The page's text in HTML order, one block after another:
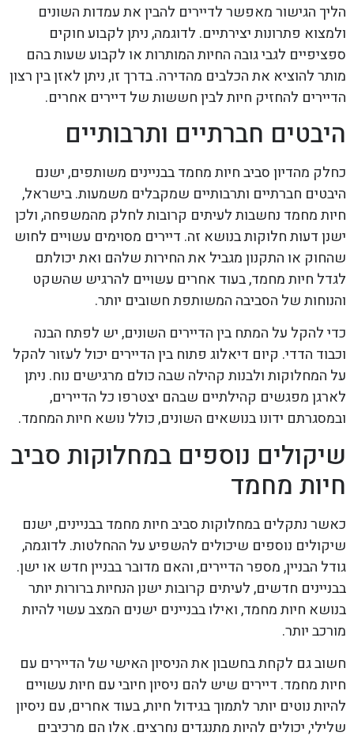
הליך הגישור מאפשר לדיירים להבין את עמדות השונים
ולמצוא פתרונות יצירתיים. לדוגמה, ניתן לקבוע חוקים
ספציפיים לגבי גובה החיות המותרות או לקבוע שעות בהם
מותר להוציא את הכלבים מהדירה. בדרך זו, ניתן לאזן בין רצון
הדיירים להחזיק חיות לבין חששות של דיירים אחרים.
היבטים חברתיים ותרבותיים
כחלק מהדיון סביב חיות מחמד בבניינים משותפים, ישנם
היבטים חברתיים ותרבותיים שמקבלים משמעות. בישראל,
חיות מחמד נחשבות לעיתים קרובות לחלק מהמשפחה, ולכן
ישנן דעות חלוקות בנושא זה. דיירים מסוימים עשויים לחוש
שהחוק או התקנון מגביל את החירות שלהם ואת יכולתם
לגדל חיות מחמד, בעוד אחרים עשויים להרגיש שהשקט
והנוחות של הסביבה המשותפת חשובים יותר.
כדי להקל על המתח בין הדיירים השונים, יש לפתח הבנה
וכבוד הדדי. קיום דיאלוג פתוח בין הדיירים יכול לעזור להקל
על המחלוקות ולבנות קהילה שבה כולם מרגישים נוח. ניתן
לארגן מפגשים קהילתיים שבהם יצטרפו כל הדיירים,
ובמסגרתם ידונו בנושאים השונים, כולל נושא חיות המחמד.
שיקולים נוספים במחלוקות סביב
חיות מחמד
כאשר נתקלים במחלוקות סביב חיות מחמד בבניינים, ישנם
שיקולים נוספים שיכולים להשפיע על ההחלטות. לדוגמה,
גודל הבניין, מספר הדיירים, והאם מדובר בבניין חדש או ישן.
בבניינים חדשים, לעיתים קרובות ישנן הנחיות ברורות יותר
בנושא חיות מחמד, ואילו בבניינים ישנים המצב עשוי להיות
מורכב יותר.
חשוב גם לקחת בחשבון את הניסיון האישי של הדיירים עם
חיות מחמד. דיירים שיש להם ניסיון חיובי עם חיות עשויים
להיות נוטים יותר לתמוך בגידול חיות, בעוד אחרים, עם ניסיון
שלילי, יכולים להיות מתנגדים נחרצים. אלו הם מרכיבים